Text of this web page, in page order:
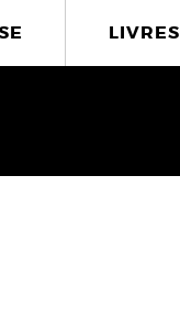
LIVRES